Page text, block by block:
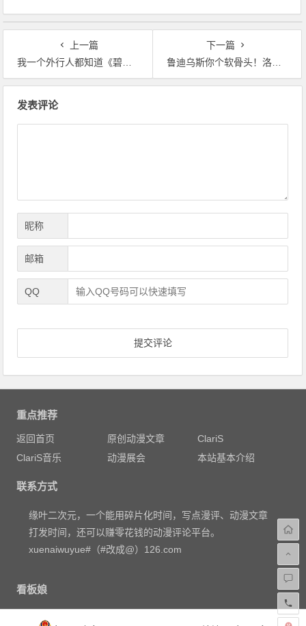
上一篇
我一个外行人都知道《碧蓝档案》这个梗
下一篇
鲁迪乌斯你个软骨头！洛琪希都送上门了，你居然放弃了！
发表评论
昵称
邮箱
QQ
重点推荐
返回首页 原创动漫文章
ClariS
ClariS音乐
动漫展会 本站基本介绍
联系方式
缘叶二次元，一个能用碎片化时间，写点漫评、动漫文章
打发时间，还可以赚零花钱的动漫评论平台。
xuenaiwuyue#（#改成@）126.com
看板娘